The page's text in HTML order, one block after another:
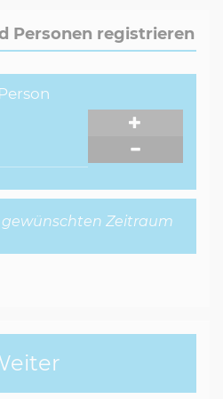
Beginn vor Ort sein.
Personen registrieren
Person
gewünschten Zeitraum